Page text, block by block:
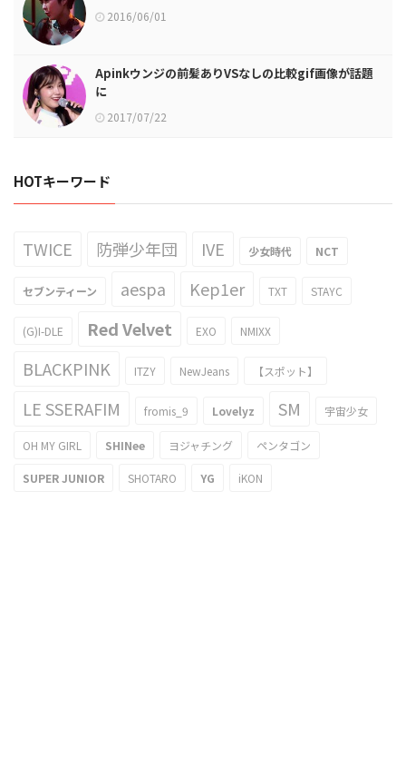
2016/06/01
Apinkウンジの前髪ありVSなしの比較gif画像が話題
に
2017/07/22
HOTキーワード
TWICE 防弾少年団 IVE 少女時代 NCT
セブンティーン aespa Kep1er TXT STAYC
(G)I-DLE Red Velvet EXO NMIXX
BLACKPINK ITZY NewJeans 【スポット】
LE SSERAFIM fromis_9 Lovelyz SM 宇宙少女
OH MY GIRL SHINee ヨジャチング ペンタゴン
SUPER JUNIOR SHOTARO YG iKON